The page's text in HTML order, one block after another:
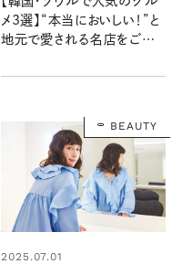
メ3選】“本当においしい！”と
地元で愛される名店をご案
BEAUTY
2025.07.01